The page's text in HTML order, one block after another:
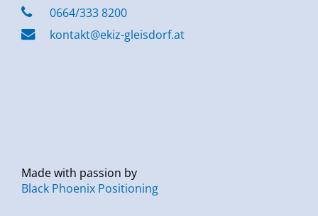
0664/333 8200
kontakt@ekiz-gleisdorf.at
Made with passion by
Black Phoenix Positioning